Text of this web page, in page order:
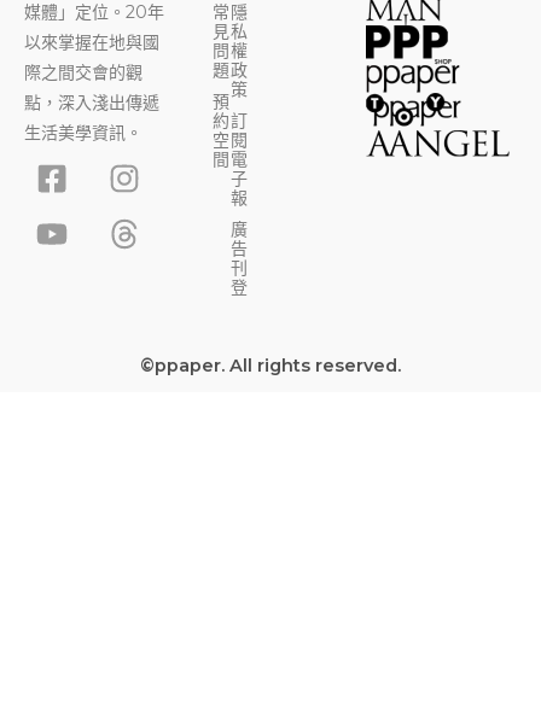
媒體」定位。20年
以來掌握在地與國
際之間交會的觀
點，深入淺出傳遞
生活美學資訊。
F
a
c
I
n
s
t
Y
o
u
T
h
r
e
常
見
問
題
預
約
空
間
隱
私
權
政
策
訂
閱
電
子
報
廣
告
刊
登
©ppaper. All rights reserved.